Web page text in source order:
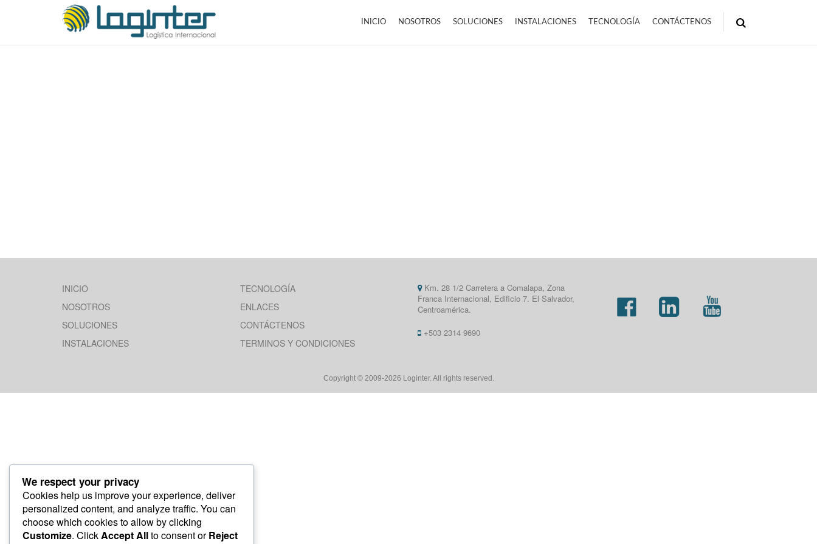
INICIO NOSOTROS SOLUCIONES INSTALACIONES TECNOLOGÍA CONTÁCTENOS
INICIO
NOSOTROS
SOLUCIONES
INSTALACIONES
TECNOLOGÍA
ENLACES
CONTÁCTENOS
TERMINOS Y CONDICIONES
Km. 28 1/2 Carretera a Comalapa, Zona
Franca Internacional, Edificio 7. El Salvador,
Centroamérica.
+503 2314 9690
Copyright © 2009-2026 Loginter. All rights reserved.
We respect your privacy
Cookies help us improve your experience, deliver
personalized content, and analyze traffic. You can
choose which cookies to allow by clicking
Customize. ClickAccept Allto consent orReject